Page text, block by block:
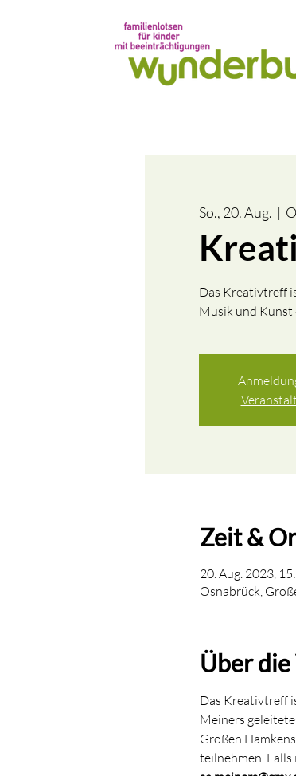
So., 20. Aug.
  |
Das Kreativtreff
Musik und Kunst
Zeit &
20. Aug. 2023,
Osnabrück,
Über
Das Kreativtreff
Meiners
Großen
teilnehmen.